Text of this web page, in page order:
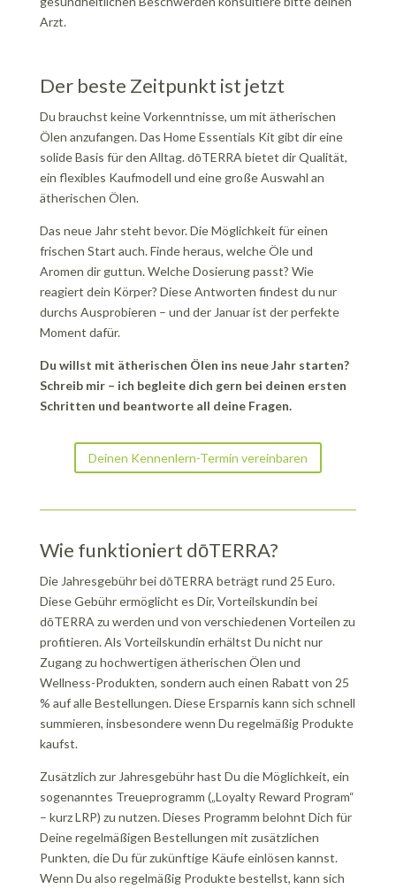
Arzt.
Der beste Zeitpunkt ist jetzt
Du brauchst keine Vorkenntnisse, um mit ätherischen
Ölen anzufangen. Das Home Essentials Kit gibt dir eine
solide Basis für den Alltag. dōTERRA bietet dir Qualität,
ein flexibles Kaufmodell und eine große Auswahl an
ätherischen Ölen.
Das neue Jahr steht bevor. Die Möglichkeit für einen
frischen Start auch. Finde heraus, welche Öle und
Aromen dir guttun. Welche Dosierung passt? Wie
reagiert dein Körper? Diese Antworten findest du nur
durchs Ausprobieren – und der Januar ist der perfekte
Moment dafür.
Du willst mit ätherischen Ölen ins neue Jahr starten?
Schreib mir – ich begleite dich gern bei deinen ersten
Schritten und beantworte all deine Fragen.
Deinen Kennenlern-Termin vereinbaren
Wie funktioniert dōTERRA?
Die Jahresgebühr bei dōTERRA beträgt rund 25 Euro.
Diese Gebühr ermöglicht es Dir, Vorteilskundin bei
dōTERRA zu werden und von verschiedenen Vorteilen zu
profitieren. Als Vorteilskundin erhältst Du nicht nur
Zugang zu hochwertigen ätherischen Ölen und
Wellness-Produkten, sondern auch einen Rabatt von 25
% auf alle Bestellungen. Diese Ersparnis kann sich schnell
summieren, insbesondere wenn Du regelmäßig Produkte
kaufst.
Zusätzlich zur Jahresgebühr hast Du die Möglichkeit, ein
sogenanntes Treueprogramm („Loyalty Reward Program“
– kurz LRP) zu nutzen. Dieses Programm belohnt Dich für
Deine regelmäßigen Bestellungen mit zusätzlichen
Punkten, die Du für zukünftige Käufe einlösen kannst.
Wenn Du also regelmäßig Produkte bestellst, kann sich